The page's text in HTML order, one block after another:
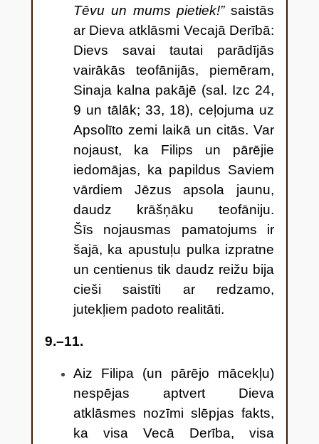
Tēvu un mums pietiek!”saistās
ar Dieva atklāsmi Vecajā Derībā:
Dievs savai tautai parādījās
vairākās teofānijās, piemēram,
Sinaja kalna pakājē (sal. Izc 24,
9 un tālāk; 33, 18), ceļojuma uz
Apsolīto zemi laikā un citās. Var
nojaust, ka Filips un pārējie
iedomājas, ka papildus Saviem
vārdiem Jēzus apsola jaunu,
daudz krāšņāku teofāniju.
Šīs nojausmas pamatojums ir
šajā, ka apustuļu pulka izpratne
un centienus tik daudz reižu bija
cieši saistīti ar redzamo,
jutekļiem padoto realitāti.
9.–11.
Aiz Filipa (un pārējo mācekļu)
nespējas aptvert Dieva
atklāsmes nozīmi slēpjas fakts,
ka visa Vecā Derība, visa